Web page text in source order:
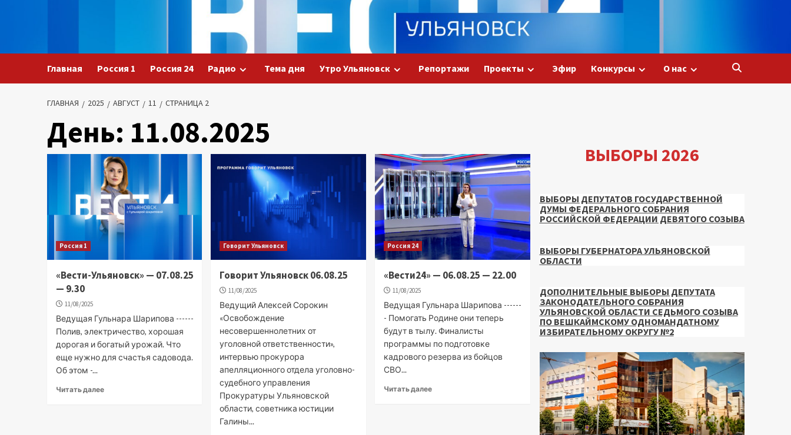
Главная Россия 1 Россия 24 Радио Тема дня Утро Ульяновск Репортажи Проекты Эфир Конкурсы О нас
ГЛАВНАЯ 2025 АВГУСТ 11 СТРАНИЦА 2
День: 11.08.2025
Россия 1
«Вести-Ульяновск» — 07.08.25
— 9.30
11/08/2025
Ведущая Гульнара Шарипова ------
Полив, электричество, хорошая
дорогая и богатый урожай. Что
еще нужно для счастья садовода.
Об этом -...
Читать далее
Говорит Ульяновск
Говорит Ульяновск 06.08.25
11/08/2025
Ведущий Алексей Сорокин
«Освобождение
несовершеннолетних от
уголовной ответственности»,
интервью прокурора
апелляционного отдела уголовно-
судебного управления
Прокуратуры Ульяновской
области, советника юстиции
Галины...
Россия 24
«Вести24» — 06.08.25 — 22.00
11/08/2025
Ведущая Гульнара Шарипова ------
- Помогать Родине они теперь
будут в тылу. Финалисты
программы по подготовке
кадрового резерва из бойцов
СВО...
Читать далее
ВЫБОРЫ 2026
ВЫБОРЫ ДЕПУТАТОВ ГОСУДАРСТВЕННОЙ
ДУМЫ ФЕДЕРАЛЬНОГО СОБРАНИЯ
РОССИЙСКОЙ ФЕДЕРАЦИИ ДЕВЯТОГО СОЗЫВА
ВЫБОРЫ ГУБЕРНАТОРА УЛЬЯНОВСКОЙ
ОБЛАСТИ
ДОПОЛНИТЕЛЬНЫЕ ВЫБОРЫ ДЕПУТАТА
ЗАКОНОДАТЕЛЬНОГО СОБРАНИЯ
УЛЬЯНОВСКОЙ ОБЛАСТИ СЕДЬМОГО СОЗЫВА
ПО ВЕШКАЙМСКОМУ ОДНОМАНДАТНОМУ
ИЗБИРАТЕЛЬНОМУ ОКРУГУ №2